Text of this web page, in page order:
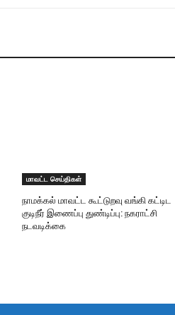
மாவட்ட செய்திகள்
நாமக்கல் மாவட்ட கூட்டுறவு வங்கி கட்டிட
குடிநீர் இணைப்பு துண்டிப்பு: நகராட்சி
நடவடிக்கை